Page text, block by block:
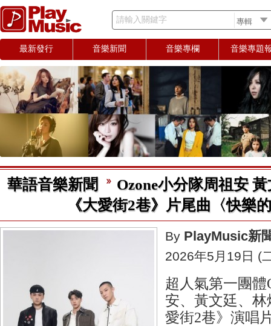
請輸入關鍵字
最新發行 音樂新聞 音樂專欄 音樂專題
華語音樂新聞
Ozone小分隊周祖安
《大愛街2巷》片尾曲〈快樂
By PlayMusic新
2026年5月19日 (
超人氣第一團體
安、黃文廷、
愛街2巷》演唱